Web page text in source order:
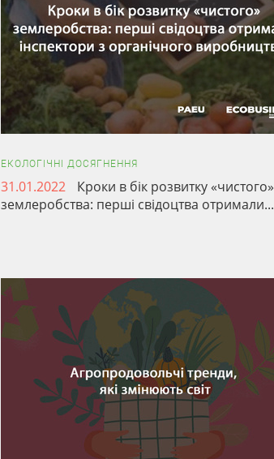
ЕКОЛОГІЧНІ ДОСЯГНЕННЯ
31.01.2022
Кроки в бік розвитку «чистого»
землеробства: перші свідоцтва отримали...